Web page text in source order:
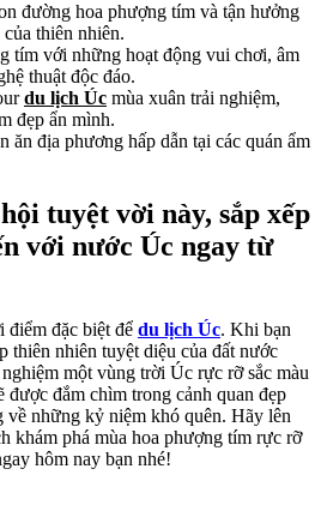
đường hoa phượng tím và tận hưởng
thiên nhiên.
tím với những hoạt động vui chơi, âm
thuật độc đáo.
du lịch Úc mùa xuân trải nghiệm,
đẹp ẩn mình.
ăn địa phương hấp dẫn tại các quán ẩm
tuyệt vời này, sắp xếp
với nước Úc ngay từ
điểm đặc biệt để du lịch Úc. Khi bạn
thiên nhiên tuyệt diệu của đất nước
một vùng trời Úc rực rỡ sắc màu
đắm chìm trong cảnh quan đẹp
về những kỷ niệm khó quên. Hãy lên
khám phá mùa hoa phượng tím rực rỡ
hôm nay bạn nhé!